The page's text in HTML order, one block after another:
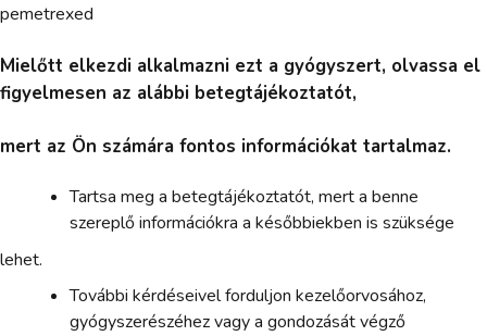
pemetrexed
Mielőtt elkezdi alkalmazni ezt a gyógyszert, olvassa el
figyelmesen az alábbi betegtájékoztatót,
mert az Ön számára fontos információkat tartalmaz.
Tartsa meg a betegtájékoztatót, mert a benne
szereplő információkra a későbbiekben is szüksége
lehet.
További kérdéseivel forduljon kezelőorvosához,
gyógyszerészéhez vagy a gondozását végző